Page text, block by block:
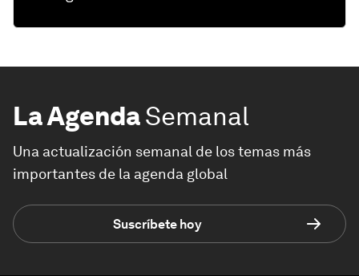
La AgendaSemanal
Una actualización semanal de los temas más
importantes de la agenda global
Suscríbete hoy